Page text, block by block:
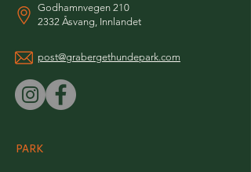
Godhamnvegen 210
2332 Åsvang, Innlandet
post@grabergethundepark.com
PARK